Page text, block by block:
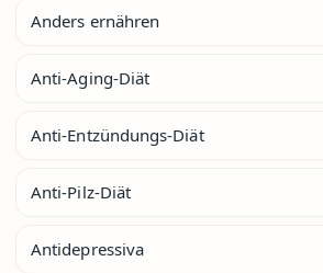
Anders ernähren
Anti-Aging-Diät
Anti-Entzündungs-Diät
Anti-Pilz-Diät
Antidepressiva